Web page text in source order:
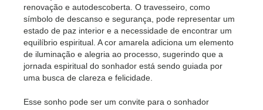
renovação e autodescoberta. O travesseiro, como
símbolo de descanso e segurança, pode representar um
estado de paz interior e a necessidade de encontrar um
equilíbrio espiritual. A cor amarela adiciona um elemento
de iluminação e alegria ao processo, sugerindo que a
jornada espiritual do sonhador está sendo guiada por
uma busca de clareza e felicidade.
Esse sonho pode ser um convite para o sonhador